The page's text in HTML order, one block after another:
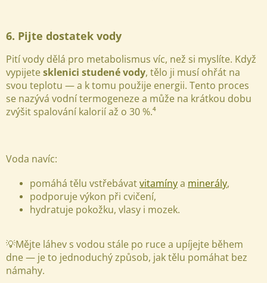
6. Pijte dostatek vody
Pití vody dělá pro metabolismus víc, než si myslíte. Když
vypijetesklenici studené vody, tělo ji musí ohřát na
svou teplotu — a k tomu použije energii. Tento proces
se nazývá vodní termogeneze a může na krátkou dobu
zvýšit spalování kalorií až o 30 %.⁴
Voda navíc:
pomáhá tělu vstřebávatvitamínya minerály,
podporuje výkon při cvičení,
hydratuje pokožku, vlasy i mozek.
💡Mějte láhev s vodou stále po ruce a upíjejte během
dne — je to jednoduchý způsob, jak tělu pomáhat bez
námahy.